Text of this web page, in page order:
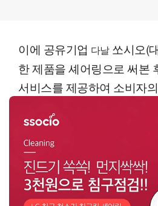
이에 공유기업 다날쏘시오(
한 제품을 셰어링으로 써본
서비스를 제공하여 소비자